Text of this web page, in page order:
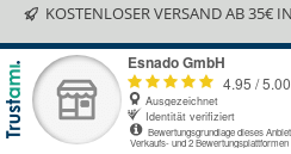
KOSTENLOSER VERSAND AB 35€